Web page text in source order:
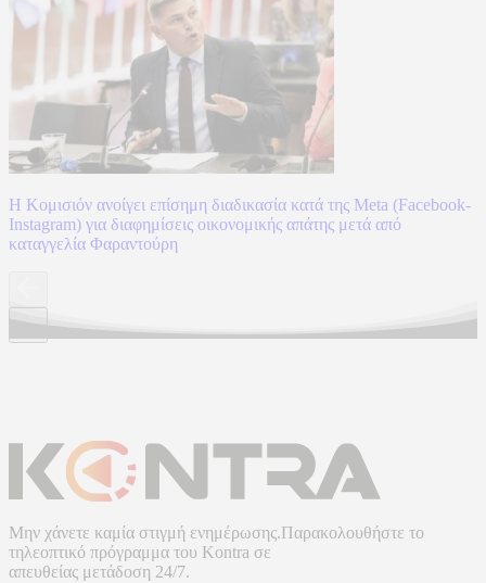
Η Κομισιόν ανοίγει επίσημη διαδικασία κατά της Meta (Facebook-
Instagram) για διαφημίσεις οικονομικής απάτης μετά από
καταγγελία Φαραντούρη
Μην χάνετε καμία στιγμή ενημέρωσης.Παρακολουθήστε το
τηλεοπτικό πρόγραμμα του Kontra σε
απευθείας μετάδοση 24/7.